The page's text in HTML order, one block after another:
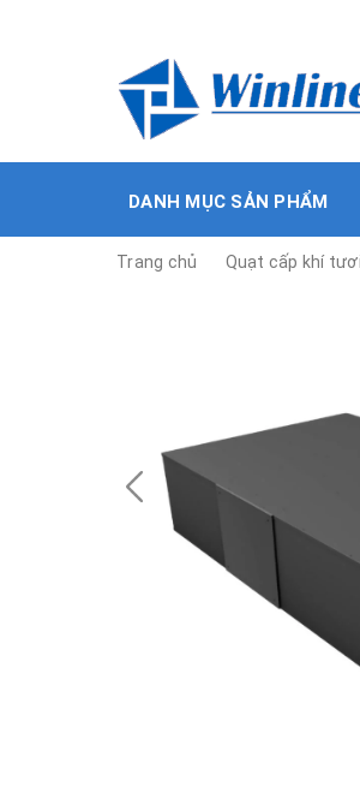
DANH MỤC SẢN PHẨM
Trang chủ Quạt cấp khí